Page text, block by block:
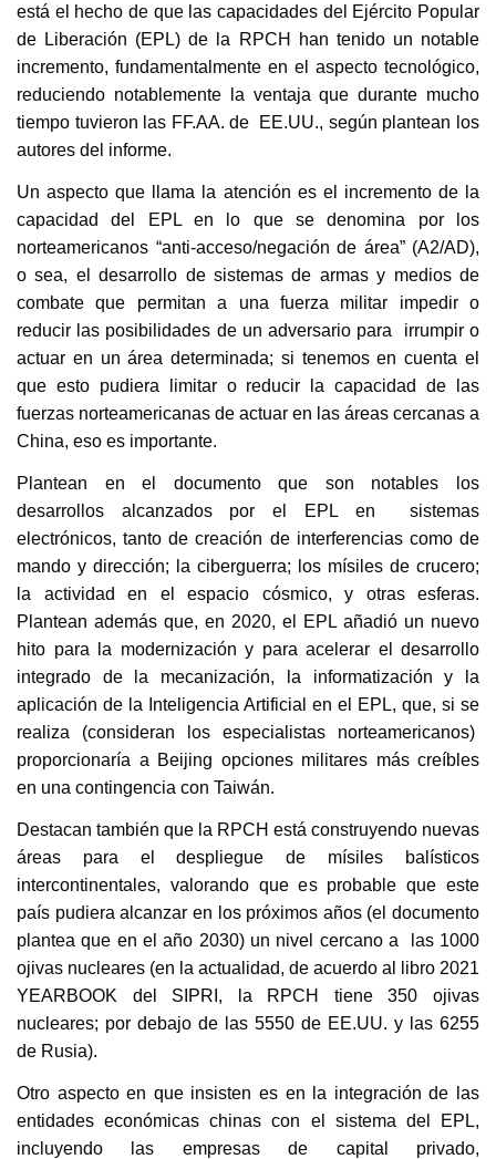
está el hecho de que las capacidades del Ejército Popular
de Liberación (EPL) de la RPCH han tenido un notable
incremento, fundamentalmente en el aspecto tecnológico,
reduciendo notablemente la ventaja que durante mucho
tiempo tuvieron las FF.AA. de EE.UU., según plantean los
autores del informe.
Un aspecto que llama la atención es el incremento de la
capacidad del EPL en lo que se denomina por los
norteamericanos “anti-acceso/negación de área” (A2/AD),
o sea, el desarrollo de sistemas de armas y medios de
combate que permitan a una fuerza militar impedir o
reducir las posibilidades de un adversario para irrumpir o
actuar en un área determinada; si tenemos en cuenta el
que esto pudiera limitar o reducir la capacidad de las
fuerzas norteamericanas de actuar en las áreas cercanas a
China, eso es importante.
Plantean en el documento que son notables los
desarrollos alcanzados por el EPL en sistemas
electrónicos, tanto de creación de interferencias como de
mando y dirección; la ciberguerra; los mísiles de crucero;
la actividad en el espacio cósmico, y otras esferas.
Plantean además que, en 2020, el EPL añadió un nuevo
hito para la modernización y para acelerar el desarrollo
integrado de la mecanización, la informatización y la
aplicación de la Inteligencia Artificial en el EPL, que, si se
realiza (consideran los especialistas norteamericanos)
proporcionaría a Beijing opciones militares más creíbles
en una contingencia con Taiwán.
Destacan también que la RPCH está construyendo nuevas
áreas para el despliegue de mísiles balísticos
intercontinentales, valorando que es probable que este
país pudiera alcanzar en los próximos años (el documento
plantea que en el año 2030) un nivel cercano a las 1000
ojivas nucleares (en la actualidad, de acuerdo al libro 2021
YEARBOOK del SIPRI, la RPCH tiene 350 ojivas
nucleares; por debajo de las 5550 de EE.UU. y las 6255
de Rusia).
Otro aspecto en que insisten es en la integración de las
entidades económicas chinas con el sistema del EPL,
incluyendo las empresas de capital privado,